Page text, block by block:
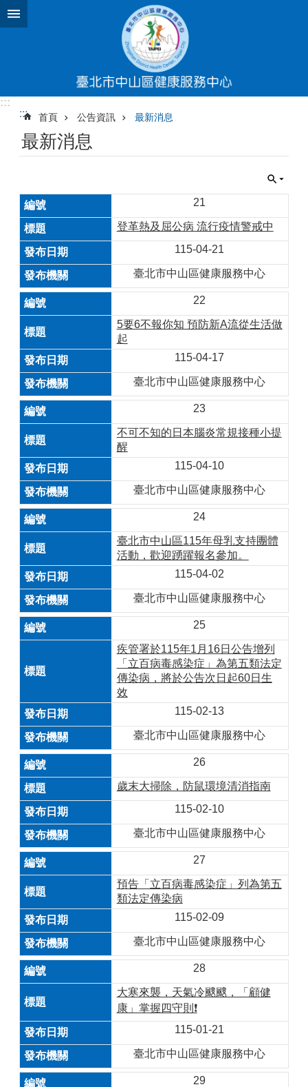
跳到主要內容區塊
:::
:::
首頁 公告資訊 最新消息
最新消息
21
登革熱及屈公病 流行疫情警戒中
115-04-21
臺北市中山區健康服務中心
22
5要6不報你知 預防新A流從生活做
起
115-04-17
臺北市中山區健康服務中心
23
不可不知的日本腦炎常規接種小提
醒
115-04-10
臺北市中山區健康服務中心
24
臺北市中山區115年母乳支持團體
活動，歡迎踴躍報名參加。
115-04-02
臺北市中山區健康服務中心
25
疾管署於115年1月16日公告增列
「立百病毒感染症」為第五類法定
傳染病，將於公告次日起60日生
效
115-02-13
臺北市中山區健康服務中心
26
歲末大掃除，防鼠環境清消指南
115-02-10
臺北市中山區健康服務中心
27
預告「立百病毒感染症」列為第五
類法定傳染病
115-02-09
臺北市中山區健康服務中心
28
大寒來襲，天氣冷颼颼，「顧健
康」掌握四守則❗
115-01-21
臺北市中山區健康服務中心
29